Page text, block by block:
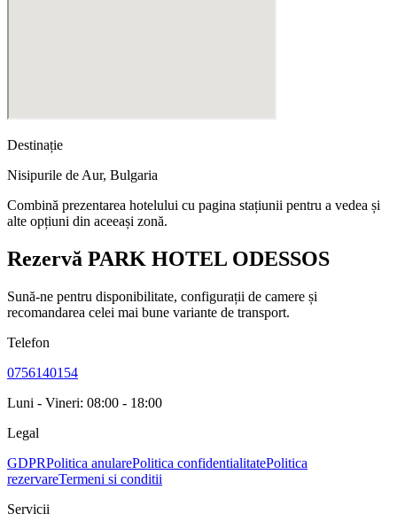
Destinație
Nisipurile de Aur, Bulgaria
Combină prezentarea hotelului cu pagina stațiunii pentru a vedea și
alte opțiuni din aceeași zonă.
Rezervă PARK HOTEL ODESSOS
Sună-ne pentru disponibilitate, configurații de camere și
recomandarea celei mai bune variante de transport.
Telefon
0756140154
Luni - Vineri: 08:00 - 18:00
Legal
GDPRPolitica anularePolitica confidentialitatePolitica
rezervareTermeni si conditii
Servicii